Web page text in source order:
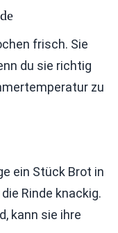
frisch. Sie
du sie richtig
zu
ein Stück Brot in
Rinde knackig.
kann sie ihre